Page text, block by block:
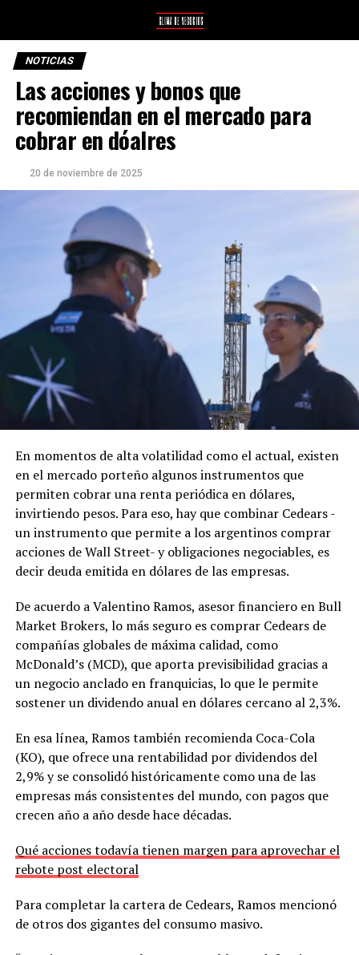
NOTICIAS
Las acciones y bonos que
recomiendan en el mercado para
cobrar en dóalres
20 de noviembre de 2025
En momentos de alta volatilidad como el actual, existen
en el mercado porteño algunos instrumentos que
permiten cobrar una renta periódica en dólares,
invirtiendo pesos. Para eso, hay que combinar Cedears -
un instrumento que permite a los argentinos comprar
acciones de Wall Street- y obligaciones negociables, es
decir deuda emitida en dólares de las empresas.
De acuerdo a Valentino Ramos, asesor financiero en Bull
Market Brokers, lo más seguro es comprar Cedears de
compañías globales de máxima calidad, como
McDonald’s (MCD), que aporta previsibilidad gracias a
un negocio anclado en franquicias, lo que le permite
sostener un dividendo anual en dólares cercano al 2,3%.
En esa línea, Ramos también recomienda Coca-Cola
(KO), que ofrece una rentabilidad por dividendos del
2,9% y se consolidó históricamente como una de las
empresas más consistentes del mundo, con pagos que
crecen año a año desde hace décadas.
Qué acciones todavía tienen margen para aprovechar el
rebote post electoral
Para completar la cartera de Cedears, Ramos mencionó
de otros dos gigantes del consumo masivo.